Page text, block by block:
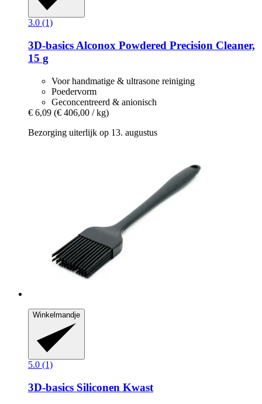
3.0 (1)
3D-basics Alconox Powdered Precision Cleaner,
15 g
Voor handmatige & ultrasone reiniging
Poedervorm
Geconcentreerd & anionisch
€ 6,09 (€ 406,00 / kg)
Bezorging uiterlijk op 13. augustus
Winkelmandje
5.0 (1)
3D-basics Siliconen Kwast